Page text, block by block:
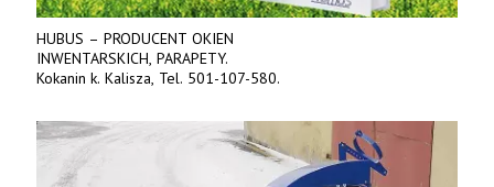
HUBUS – PRODUCENT OKIEN
INWENTARSKICH, PARAPETY.
Kokanin k. Kalisza, Tel. 501-107-580.